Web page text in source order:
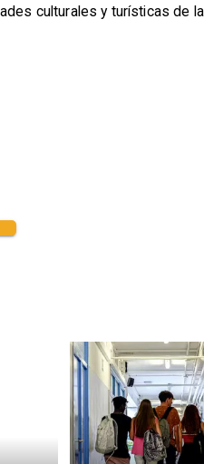
culturales y turísticas de